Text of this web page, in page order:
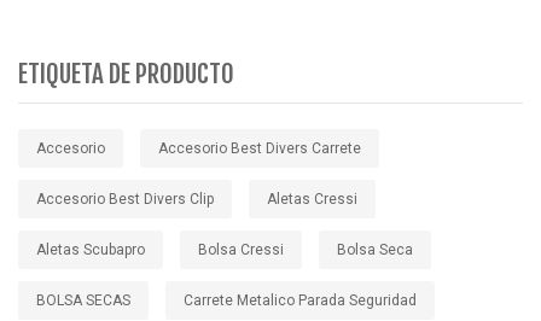
ETIQUETA DE PRODUCTO
Accesorio Accesorio Best Divers Carrete
Accesorio Best Divers Clip Aletas Cressi
Aletas Scubapro Bolsa Cressi Bolsa Seca
BOLSA SECAS Carrete Metalico Parada Seguridad